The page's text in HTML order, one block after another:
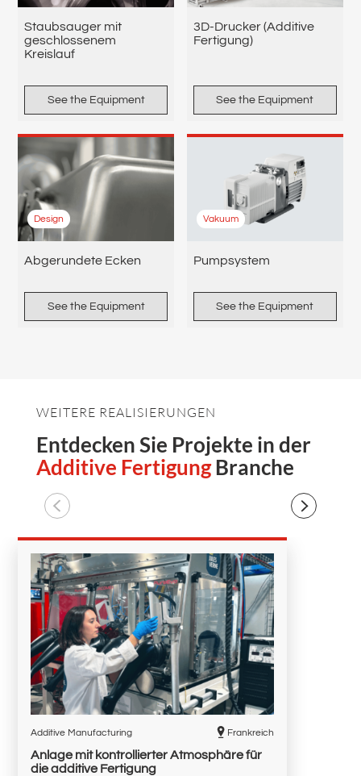
Staubsauger mit
geschlossenem
Kreislauf
See the Equipment
3D-Drucker (Additive
Fertigung)
See the Equipment
Design
Abgerundete Ecken
See the Equipment
Vakuum
Pumpsystem
See the Equipment
WEITERE REALISIERUNGEN
Entdecken Sie Projekte in der
Additive FertigungBranche
Additive Manufacturing Frankreich
Anlage mit kontrollierter Atmosphäre für
die additive Fertigung